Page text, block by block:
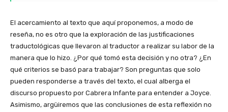
El acercamiento al texto que aquí proponemos, a modo de
reseña, no es otro que la exploración de las justificaciones
traductológicas que llevaron al traductor a realizar su labor de la
manera que lo hizo. ¿Por qué tomó esta decisión y no otra? ¿En
qué criterios se basó para trabajar? Son preguntas que solo
pueden responderse a través del texto, el cual alberga el
discurso propuesto por Cabrera Infante para entender a Joyce.
Asimismo, argüiremos que las conclusiones de esta reflexión no